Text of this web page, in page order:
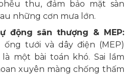
thu, đảm bảo mặt sàn
những cơn mưa lớn.
động sân thượng & MEP:
ống tưới và dây điện (MEP)
một bài toán khó. Sai lầm
xuyên màng chống thấm